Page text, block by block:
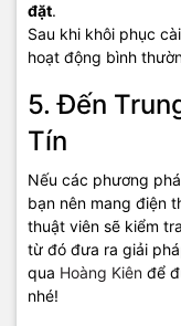
đặt.
Sau khi khôi phục
hoạt động bình
5. Đến
Tín
Nếu các phương
bạn nên mang điện
thuật viên sẽ kiểm
từ đó đưa ra giải
qua Hoàng Kiên để
nhé!